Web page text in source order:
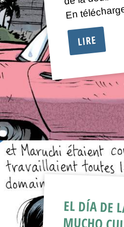
En
LIRE
EL DÍA DE